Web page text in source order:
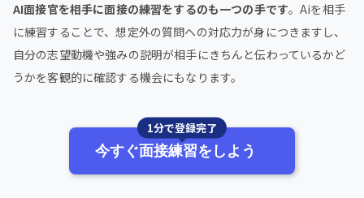
AI面接官を相手に面接の練習をするのも一つの手です。Aiを相手
に練習することで、想定外の質問への対応力が身につきますし、
自分の志望動機や強みの説明が相手にきちんと伝わっているかど
うかを客観的に確認する機会にもなります。
1分で登録完了
今すぐ面接練習をしよう